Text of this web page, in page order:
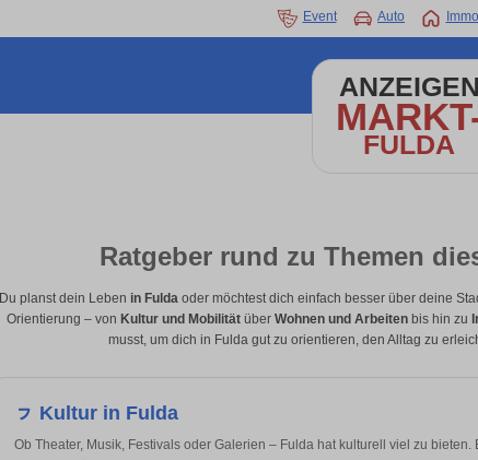
Event Auto Immo
ANZEIGEN
FULDA
Ratgeber rund zu Themen
Du planst dein Leben in Fulda oder möchtest dich einfach besser über deine
Orientierung – von Kultur und Mobilitätüber Wohnen und Arbeitenbis hin zu
musst, um dich in Fulda gut zu orientieren, den Alltag zu
ㇷ Kultur in Fulda
Ob Theater, Musik, Festivals oder Galerien – Fulda hat kulturell viel zu